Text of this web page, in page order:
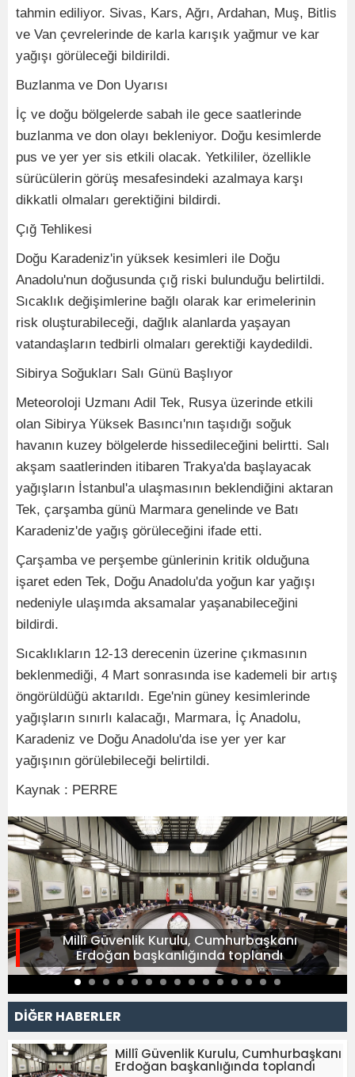
tahmin ediliyor. Sivas, Kars, Ağrı, Ardahan, Muş, Bitlis
ve Van çevrelerinde de karla karışık yağmur ve kar
yağışı görüleceği bildirildi.
Buzlanma ve Don Uyarısı
İç ve doğu bölgelerde sabah ile gece saatlerinde
buzlanma ve don olayı bekleniyor. Doğu kesimlerde
pus ve yer yer sis etkili olacak. Yetkililer, özellikle
sürücülerin görüş mesafesindeki azalmaya karşı
dikkatli olmaları gerektiğini bildirdi.
Çığ Tehlikesi
Doğu Karadeniz'in yüksek kesimleri ile Doğu
Anadolu'nun doğusunda çığ riski bulunduğu belirtildi.
Sıcaklık değişimlerine bağlı olarak kar erimelerinin
risk oluşturabileceği, dağlık alanlarda yaşayan
vatandaşların tedbirli olmaları gerektiği kaydedildi.
Sibirya Soğukları Salı Günü Başlıyor
Meteoroloji Uzmanı Adil Tek, Rusya üzerinde etkili
olan Sibirya Yüksek Basıncı'nın taşıdığı soğuk
havanın kuzey bölgelerde hissedileceğini belirtti. Salı
akşam saatlerinden itibaren Trakya'da başlayacak
yağışların İstanbul'a ulaşmasının beklendiğini aktaran
Tek, çarşamba günü Marmara genelinde ve Batı
Karadeniz'de yağış görüleceğini ifade etti.
Çarşamba ve perşembe günlerinin kritik olduğuna
işaret eden Tek, Doğu Anadolu'da yoğun kar yağışı
nedeniyle ulaşımda aksamalar yaşanabileceğini
bildirdi.
Sıcaklıkların 12-13 derecenin üzerine çıkmasının
beklenmediği, 4 Mart sonrasında ise kademeli bir artış
öngörüldüğü aktarıldı. Ege'nin güney kesimlerinde
yağışların sınırlı kalacağı, Marmara, İç Anadolu,
Karadeniz ve Doğu Anadolu'da ise yer yer kar
yağışının görülebileceği belirtildi.
Kaynak : PERRE
Millî Güvenlik Kurulu, Cumhurbaşkanı
Erdoğan başkanlığında toplandı
DİĞER HABERLER
Millî Güvenlik Kurulu, Cumhurbaşkanı
Erdoğan başkanlığında toplandı